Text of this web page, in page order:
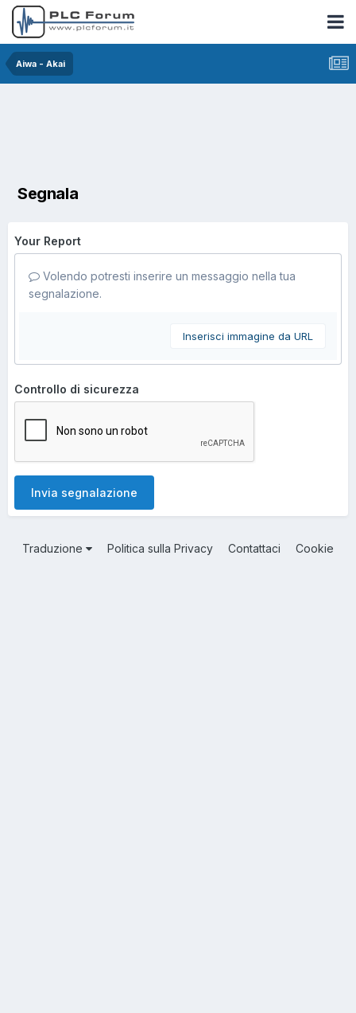
Aiwa - Akai
Segnala
Your Report
Volendo potresti inserire un messaggio nella tua
segnalazione.
Inserisci immagine da URL
Controllo di sicurezza
Invia segnalazione
Traduzione Politica sulla Privacy Contattaci Cookie